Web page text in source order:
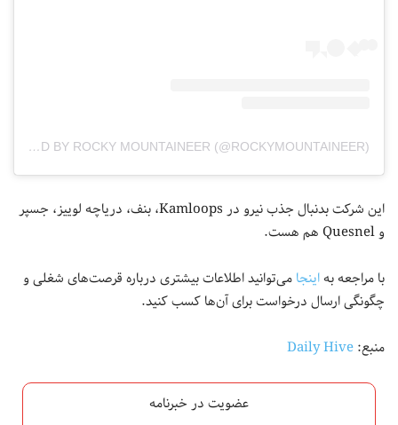
A POST SHARED BY ROCKY MOUNTAINEER (@ROCKYMOUNTAINEER)
این شرکت بدنبال جذب نیرو در Kamloops، بنف، دریاچه لوییز، جسپر
و Quesnel هم هست.
با مراجعه بهاینجامی‌توانید اطلاعات بیشتری درباره قرصت‌های شغلی و
چگونگی ارسال درخواست برای آن‌ها کسب کنید.
منبع:Daily Hive
عضویت در خبرنامه